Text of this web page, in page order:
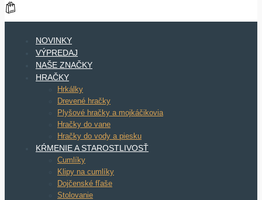
NOVINKY
VÝPREDAJ
NAŠE ZNAČKY
HRAČKY
Hrkálky
Drevené hračky
Plyšové hračky a mojkáčikovia
Hračky do vane
Hračky do vody a piesku
KŔMENIE A STAROSTLIVOSŤ
Cumlíky
Klipy na cumlíky
Dojčenské fľaše
Stolovanie